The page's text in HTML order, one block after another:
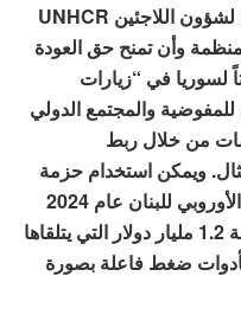
العودة وأن تسمح للمفوضية السامية لشؤون اللاجئين UNHCR
وأن تمنح حق العودة
لسوريا في “زيارات
والمجتمع الدولي
من خلال ربط
ويمكن استخدام حزمة
مساعدات التنمية التي قدمها الاتحاد الأوروبي للبنان عام 2024
والتنموية بقيمة 1.2 مليار دولار التي يتلقاها
كأدوات ضغط فاعلة بصورة